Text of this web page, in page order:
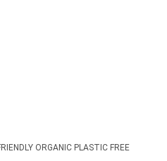
ORGANIC PLASTIC FREE